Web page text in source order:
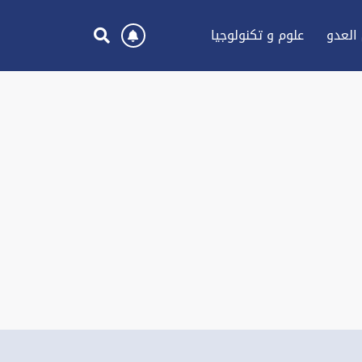
علوم و تكنولوجيا